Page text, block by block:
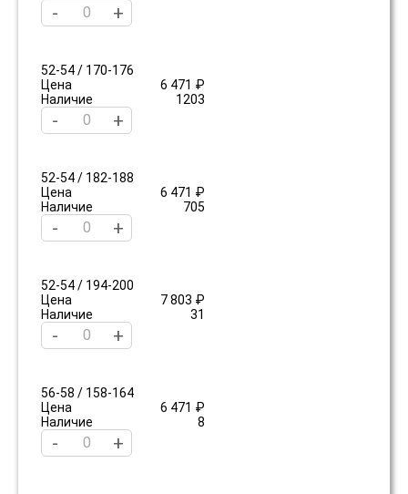
- +
52-54 / 170-176
Цена
6 471 ₽
Наличие
1203
- +
52-54 / 182-188
Цена
6 471 ₽
Наличие
705
- +
52-54 / 194-200
Цена
7 803 ₽
Наличие
31
- +
56-58 / 158-164
Цена
6 471 ₽
Наличие
8
- +